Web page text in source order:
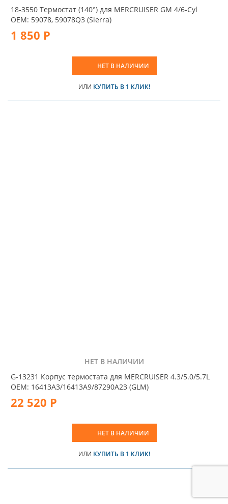
18-3550 Термостат (140°) для MERCRUISER GM 4/6-Cyl
OEM: 59078, 59078Q3 (Sierra)
1 850 Р
НЕТ В НАЛИЧИИ
ИЛИ КУПИТЬ В 1 КЛИК!
НЕТ В НАЛИЧИИ
G-13231 Корпус термостата для MERCRUISER 4.3/5.0/5.7L
OEM: 16413A3/16413A9/87290A23 (GLM)
22 520 Р
НЕТ В НАЛИЧИИ
ИЛИ КУПИТЬ В 1 КЛИК!